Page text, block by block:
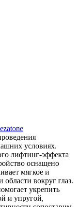
условиях.
лифтинг-эффекта
оснащено
мягкое и
вокруг глаз.
укрепить
и упругой,